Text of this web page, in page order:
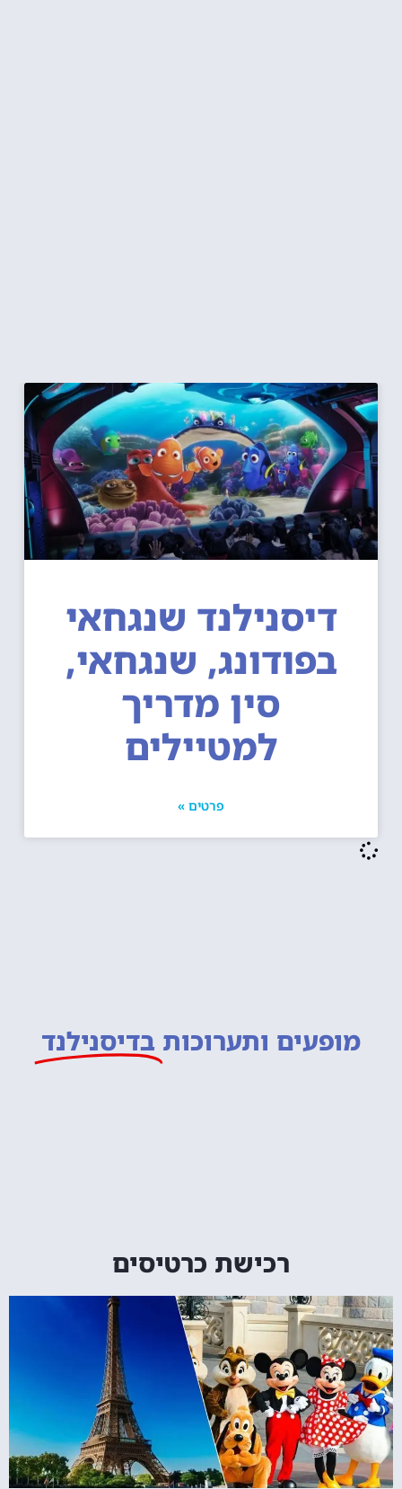
דיסנילנד שנגחאי
בפודונג, שנגחאי,
סין מדריך
למטיילים
פרטים »
מופעים ותערוכות בדיסנילנד
רכישת כרטיסים